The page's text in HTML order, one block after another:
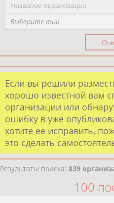
Выберите тип
Если вы решили
хорошо известной вам
организации или
ошибку в уже
хотите ее исправить,
это сделать
Результаты поиска: 839
100